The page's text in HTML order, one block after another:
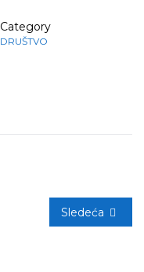
Category
DRUŠTVO
Sledeća